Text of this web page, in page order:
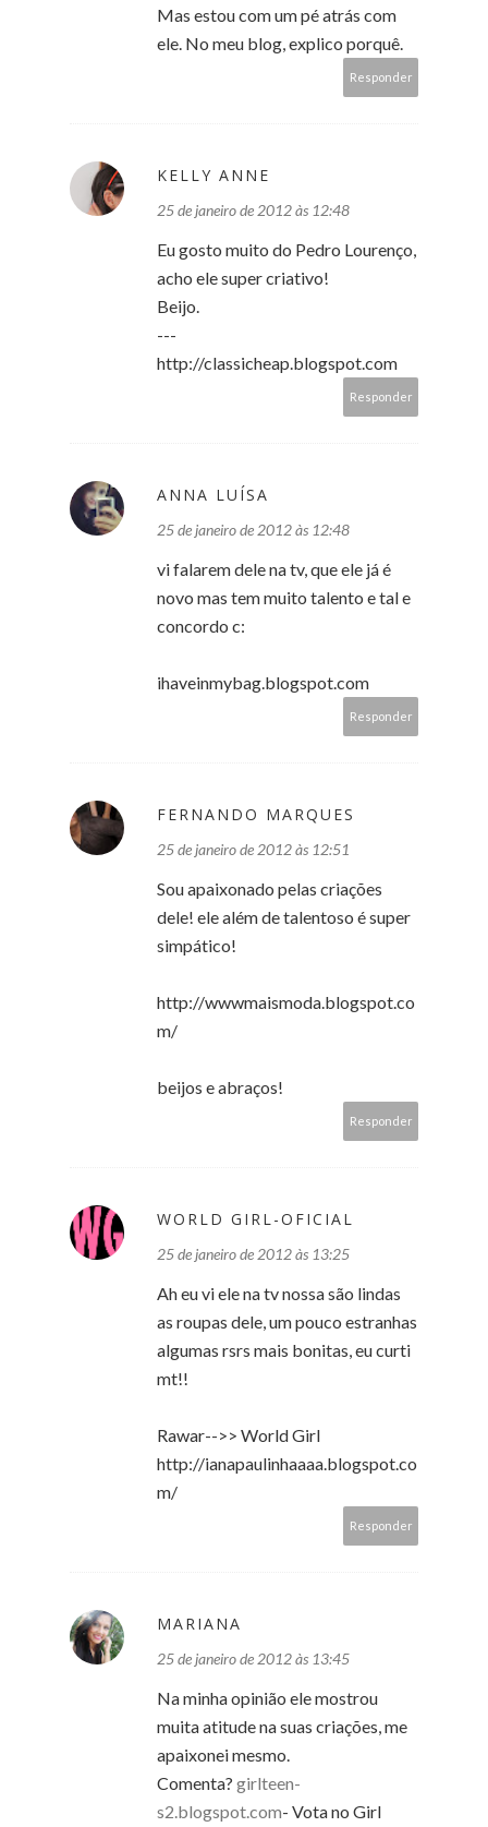
Mas estou com um pé atrás com
ele. No meu blog, explico porquê.
Responder
KELLY ANNE
25 de janeiro de 2012 às 12:48
Eu gosto muito do Pedro Lourenço,
acho ele super criativo!
Beijo.
---
http://classicheap.blogspot.com
Responder
ANNA LUÍSA
25 de janeiro de 2012 às 12:48
vi falarem dele na tv, que ele já é
novo mas tem muito talento e tal e
concordo c:
ihaveinmybag.blogspot.com
Responder
FERNANDO MARQUES
25 de janeiro de 2012 às 12:51
Sou apaixonado pelas criações
dele! ele além de talentoso é super
simpático!
http://wwwmaismoda.blogspot.co
m/
beijos e abraços!
Responder
WORLD GIRL-OFICIAL
25 de janeiro de 2012 às 13:25
Ah eu vi ele na tv nossa são lindas
as roupas dele, um pouco estranhas
algumas rsrs mais bonitas, eu curti
mt!!
Rawar-->> World Girl
http://ianapaulinhaaaa.blogspot.co
m/
Responder
MARIANA
25 de janeiro de 2012 às 13:45
Na minha opinião ele mostrou
muita atitude na suas criações, me
apaixonei mesmo.
Comenta? girlteen-
s2.blogspot.com- Vota no Girl